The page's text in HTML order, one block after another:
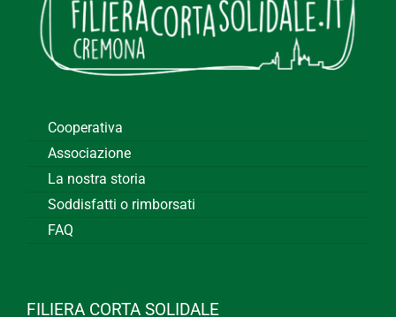
Cooperativa
Associazione
La nostra storia
Soddisfatti o rimborsati
FAQ
FILIERA CORTA SOLIDALE